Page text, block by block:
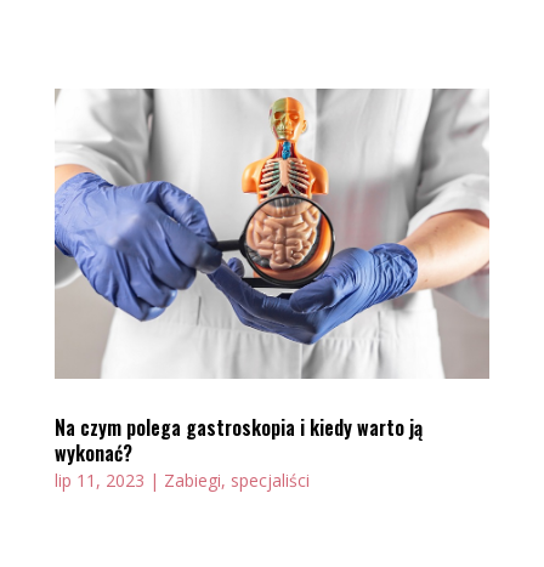
Na czym polega gastroskopia i kiedy warto ją
wykonać?
lip 11, 2023 | Zabiegi, specjaliści